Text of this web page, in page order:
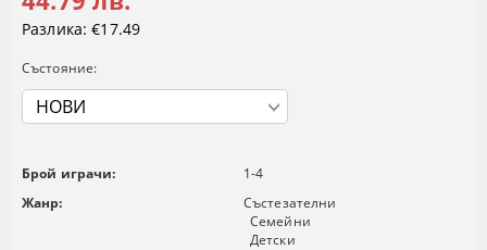
Разлика: €17.49
Състояние:
Брой играчи:
1-4
Жанр:
Състезателни
Семейни
Детски